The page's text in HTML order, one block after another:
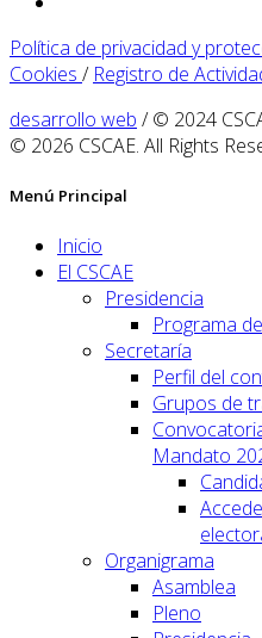
Política de privacidad y
Cookies / Registro de
desarrollo web / © 2024
© 2026 CSCAE. All Rights
Menú Principal
Inicio
El CSCAE
Presidencia
Programa
Secretaría
Perfil del
Grupos de
Mandato
Organigrama
Asamblea
Pleno